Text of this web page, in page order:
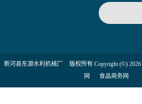
新河县东源水利机械厂 版权所有 Copyright (©) 2026
网
食品商务网